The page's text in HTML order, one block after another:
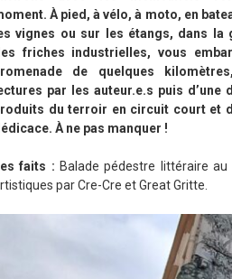
À pied, à vélo, à moto, en
vignes ou sur les étangs, dans la
friches industrielles, vous
de quelques
par les auteur.e.s puis d’une
du terroir en circuit court et
À ne pas manquer !
faits : Balade pédestre littéraire
par Cre-Cre et Great Gritte.